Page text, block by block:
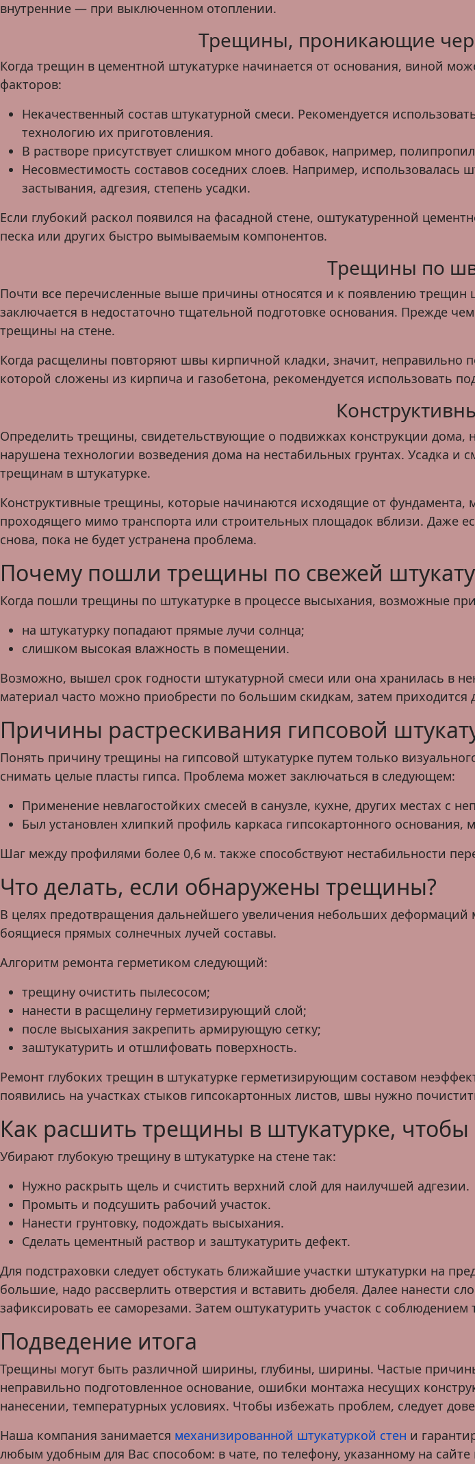
внутренние — при выключенном отоплении.
Трещины, проникающие
Когда трещин в цементной штукатурке начинается от основания, виной
факторов:
Некачественный состав штукатурной смеси. Рекомендуется
технологию их приготовления.
В растворе присутствует слишком много добавок, например,
Несовместимость составов соседних слоев. Например, использовалась
застывания, адгезия, степень усадки.
Если глубокий раскол появился на фасадной стене, оштукатуренной
песка или других быстро вымываемым компонентов.
Трещины по
Почти все перечисленные выше причины относятся и к появлению трещин
заключается в недостаточно тщательной подготовке основания. Прежде
трещины на стене.
Когда расщелины повторяют швы кирпичной кладки, значит, неправильно
которой сложены из кирпича и газобетона, рекомендуется использовать
Определить трещины, свидетельствующие о подвижках конструкции дома,
нарушена технологии возведения дома на нестабильных грунтах. Усадка и
трещинам в штукатурке.
Конструктивные трещины, которые начинаются исходящие от фундамента,
проходящего мимо транспорта или строительных площадок вблизи. Даже
снова, пока не будет устранена проблема.
Почему пошли трещины по свежей
Когда пошли трещины по штукатурке в процессе высыхания, возможные
на штукатурку попадают прямые лучи солнца;
слишком высокая влажность в помещении.
Возможно, вышел срок годности штукатурной смеси или она хранилась в
материал часто можно приобрести по большим скидкам, затем
Причины растрескивания гипсовой
Понять причину трещины на гипсовой штукатурке путем только
снимать целые пласты гипса. Проблема может заключаться в следующем:
Применение невлагостойких смесей в санузле, кухне, других местах с
Был установлен хлипкий профиль каркаса гипсокартонного основания,
Шаг между профилями более 0,6 м. также способствуют нестабильности
Что делать, если обнаружены трещины?
В целях предотвращения дальнейшего увеличения небольших
боящиеся прямых солнечных лучей составы.
Алгоритм ремонта герметиком следующий:
трещину очистить пылесосом;
нанести в расщелину герметизирующий слой;
после высыхания закрепить армирующую сетку;
заштукатурить и отшлифовать поверхность.
Ремонт глубоких трещин в штукатурке герметизирующим составом
появились на участках стыков гипсокартонных листов, швы нужно
Как расшить трещины в штукатурке, чтобы
Убирают глубокую трещину в штукатурке на стене так:
Нужно раскрыть щель и счистить верхний слой для наилучшей адгезии.
Промыть и подсушить рабочий участок.
Нанести грунтовку, подождать высыхания.
Сделать цементный раствор и заштукатурить дефект.
Для подстраховки следует обстукать ближайшие участки штукатурки на
большие, надо рассверлить отверстия и вставить дюбеля. Далее нанести
зафиксировать ее саморезами. Затем оштукатурить участок с соблюдением
Подведение итога
Трещины могут быть различной ширины, глубины, ширины. Частые
неправильно подготовленное основание, ошибки монтажа несущих
нанесении, температурных условиях. Чтобы избежать проблем, следует
Наша компания занимается механизированной штукатуркой стен и
любым удобным для Вас способом: в чате, по телефону, указанному на